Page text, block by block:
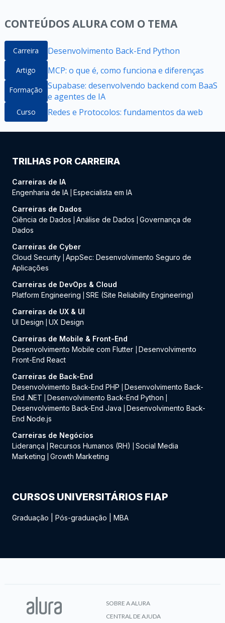
CONTEÚDOS ALURA COM O TEMA
Carreira Desenvolvimento Back-End Python
Artigo MCP: o que é, como funciona e diferenças
Formação Supabase: desenvolvendo backend com BaaS
e agentes de IA
Curso Redes e Protocolos: fundamentos da web
TRILHAS POR CARREIRA
Carreiras de IA
Engenharia de IA Especialista em IA
Carreiras de Dados
Ciência de Dados
Análise de Dados
Governança de
Dados
Carreiras de Cyber
Cloud Security AppSec: Desenvolvimento Seguro de
Aplicações
Carreiras de DevOps & Cloud
Platform Engineering
SRE (Site Reliability Engineering)
Carreiras de UX & UI
UI Design
UX Design
Carreiras de Mobile & Front-End
Desenvolvimento Mobile com Flutter
Desenvolvimento
Front-End React
Carreiras de Back-End
Desenvolvimento Back-End PHP
Desenvolvimento Back-
End .NET
Desenvolvimento Back-End Python
Desenvolvimento Back-End Java
Desenvolvimento Back-
End Node.js
Carreiras de Negócios
Liderança
Recursos Humanos (RH)
Social Media
Marketing
Growth Marketing
CURSOS UNIVERSITÁRIOS FIAP
Graduação Pós-graduação MBA
SOBRE A ALURA
CENTRAL DE AJUDA